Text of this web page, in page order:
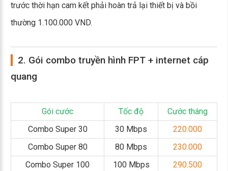
trước thời hạn cam kết phải hoàn trả lại thiết bị và bồi
thường 1.100.000 VND.
2. Gói combo truyền hình FPT + internet cáp
quang
Gói cước Tốc độ
Cước tháng
Combo Super 30
30 Mbps
220.000
Combo Super 80
80 Mbps
230.000
Combo Super 100
100 Mbps
290.500